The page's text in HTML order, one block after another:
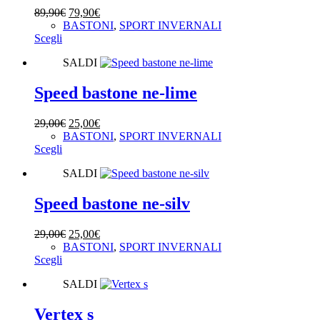
possono
essere
scelte
pagina
prodotto
89,90€ Il
prezzo
89,90€.
79,90€Il
prezzo
79,90€.
BASTONI, SPORT INVERNALI
Scegli
ha
varianti.
Le
possono
essere
scelte
pagina
prodotto
SALDI
Speed bastone ne-lime
29,00€ Il
prezzo
29,00€.
25,00€Il
prezzo
25,00€.
BASTONI, SPORT INVERNALI
Scegli
ha
varianti.
Le
possono
essere
scelte
pagina
prodotto
SALDI
Speed bastone ne-silv
29,00€ Il
prezzo
29,00€.
25,00€Il
prezzo
25,00€.
BASTONI, SPORT INVERNALI
Scegli
ha
varianti.
SALDI
Vertex s